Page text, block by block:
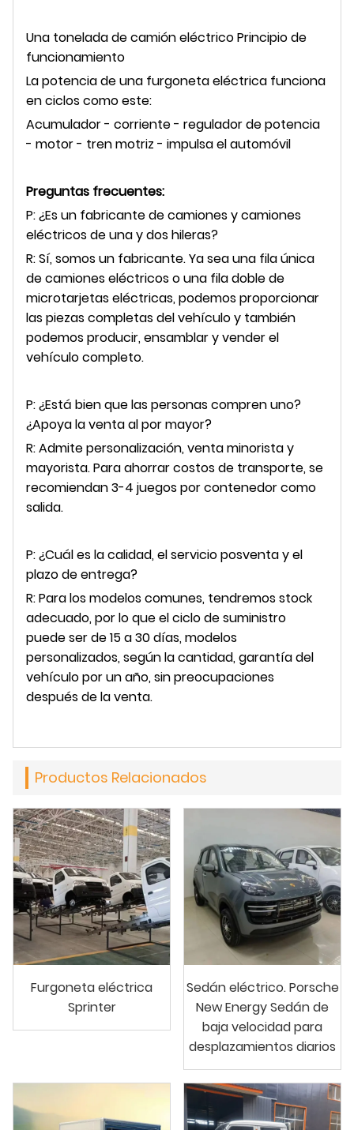
Una tonelada de camión eléctrico Principio de
funcionamiento
La potencia de una furgoneta eléctrica funciona
en ciclos como este:
Acumulador - corriente - regulador de potencia
- motor - tren motriz - impulsa el automóvil
Preguntas frecuentes:
P: ¿Es un fabricante de camiones y camiones
eléctricos de una y dos hileras?
R: Sí, somos un fabricante. Ya sea una fila única
de camiones eléctricos o una fila doble de
microtarjetas eléctricas, podemos proporcionar
las piezas completas del vehículo y también
podemos producir, ensamblar y vender el
vehículo completo.
P: ¿Está bien que las personas compren uno?
¿Apoya la venta al por mayor?
R: Admite personalización, venta minorista y
mayorista. Para ahorrar costos de transporte, se
recomiendan 3-4 juegos por contenedor como
salida.
P: ¿Cuál es la calidad, el servicio posventa y el
plazo de entrega?
R: Para los modelos comunes, tendremos stock
adecuado, por lo que el ciclo de suministro
puede ser de 15 a 30 días, modelos
personalizados, según la cantidad, garantía del
vehículo por un año, sin preocupaciones
después de la venta.
Productos Relacionados
Furgoneta eléctrica
Sprinter
Sedán eléctrico. Porsche
New Energy Sedán de
baja velocidad para
desplazamientos diarios